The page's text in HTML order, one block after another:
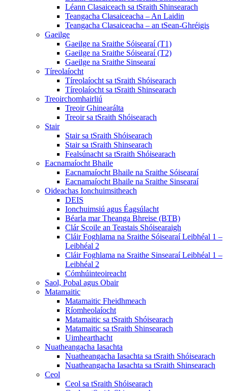
Léann Clasaiceach sa tSraith Shinsearach
Teangacha Clasaiceacha – An Laidin
Teangacha Clasaiceacha – an tSean-Ghréigis
Gaeilge
Gaeilge na Sraithe Sóisearaí (T1)
Gaeilge na Sraithe Sóisearaí (T2)
Gaeilge na Sraithe Sinsearaí
Tíreolaíocht
Tíreolaíocht sa tSraith Shóisearach
Tíreolaíocht sa tSraith Shinsearach
Treoirchomhairliú
Treoir Ghinearálta
Treoir sa tSraith Shóisearach
Stair
Stair sa tSraith Shóisearach
Stair sa tSraith Shinsearach
Fealsúnacht sa tSraith Shóisearach
Eacnamaíocht Bhaile
Eacnamaíocht Bhaile na Sraithe Sóisearaí
Eacnamaíocht Bhaile na Sraithe Sinsearaí
Oideachas Ionchuimsitheach
DEIS
Ionchuimsiú agus Éagsúlacht
Béarla mar Theanga Bhreise (BTB)
Clár Scoile an Teastais Shóisearaigh
Cláir Foghlama na Sraithe Sóisearaí Leibhéal 1 –
Leibhéal 2
Cláir Foghlama na Sraithe Sinsearaí Leibhéal 1 –
Leibhéal 2
Cómhúinteoireacht
Saol, Pobal agus Obair
Matamaitic
Matamaitic Fheidhmeach
Ríomheolaíocht
Matamaitic sa tSraith Shóisearach
Matamaitic sa tSraith Shinsearach
Uimhearthacht
Nuatheangacha Iasachta
Nuatheangacha Iasachta sa tSraith Shóisearach
Nuatheangacha Iasachta sa tSraith Shinsearach
Ceol
Ceol sa tSraith Shóisearach